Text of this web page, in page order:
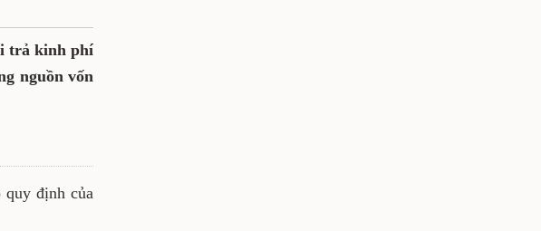
dẫn
Việt Nam
chọn theo
đây: